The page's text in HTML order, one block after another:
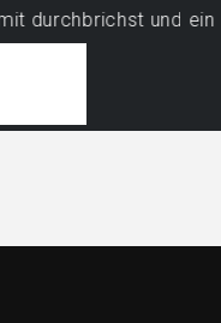
und ein